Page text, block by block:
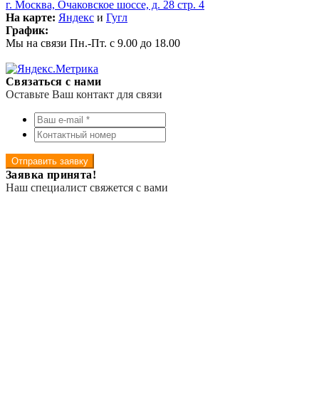
г. Москва, Очаковское шоссе, д. 28 стр. 4
На карте: Яндекс и Гугл
График:
Мы на связи Пн.-Пт. с 9.00 до 18.00
Связаться с нами
Оставьте Ваш контакт для связи
Отправить заявку
Заявка принята!
Наш специалист свяжется с вами